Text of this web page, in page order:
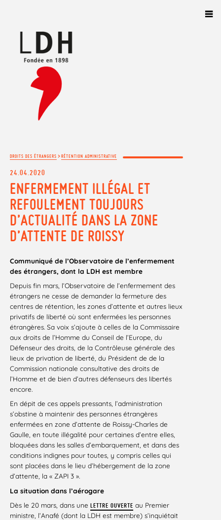
DROITS DES ÉTRANGERS >RÉTENTION ADMINISTRATIVE
24.04.2020
ENFERMEMENT ILLÉGAL ET
REFOULEMENT TOUJOURS
D’ACTUALITÉ DANS LA ZONE
D’ATTENTE DE ROISSY
Communiqué de l’Observatoire de l’enfermement
des étrangers, dont la LDH est membre
Depuis fin mars, l’Observatoire de l’enfermement des
étrangers ne cesse de demander la fermeture des
centres de rétention, les zones d’attente et autres lieux
privatifs de liberté où sont enfermées les personnes
étrangères. Sa voix s’ajoute à celles de la Commissaire
aux droits de l’Homme du Conseil de l’Europe, du
Défenseur des droits, de la Contrôleuse générale des
lieux de privation de liberté, du Président de de la
Commission nationale consultative des droits de
l’Homme et de bien d’autres défenseurs des libertés
encore.
En dépit de ces appels pressants, l’administration
s’obstine à maintenir des personnes étrangères
enfermées en zone d’attente de Roissy-Charles de
Gaulle, en toute illégalité pour certaines d’entre elles,
bloquées dans les salles d’embarquement, et dans des
conditions indignes pour toutes, y compris celles qui
sont placées dans le lieu d’hébergement de la zone
d’attente, la « ZAPI 3 ».
La situation dans l’aérogare
Dès le 20 mars, dans une LETTRE OUVERTE au Premier
ministre, l’Anafé (dont la LDH est membre) s’inquiétait